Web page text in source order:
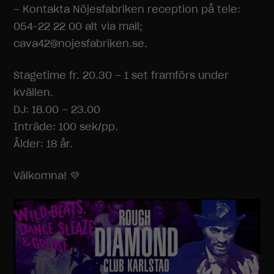
– Kontakta Nöjesfabriken reception på tele:
054-22 22 00 alt via mail;
cava42@nojesfabriken.se.
Stagetime fr. 20.30 – 1 set framförs under
kvällen.
DJ: 18.00 – 23.00
Inträde: 100 sek/pp.
Ålder: 18 år.
Välkomna! 💜